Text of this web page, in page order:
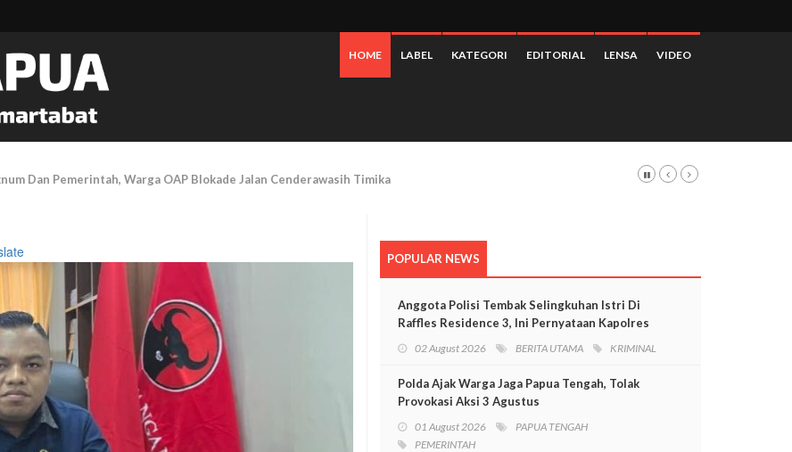
HOME LABEL KATEGORI EDITORIAL LENSA VIDEO
Pesisir Mimika Bukan Semata Akibat Tailing Freeport
POPULAR NEWS
Anggota Polisi Tembak Selingkuhan Istri Di
Raffles Residence 3, Ini Pernyataan Kapolres
02 August 2026 BERITA UTAMA KRIMINAL
Polda Ajak Warga Jaga Papua Tengah, Tolak
Provokasi Aksi 3 Agustus
01 August 2026
PAPUA TENGAH
PEMERINTAH